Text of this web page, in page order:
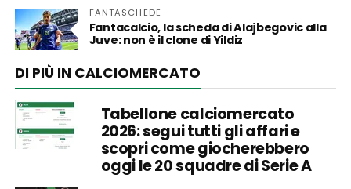
FANTASCHEDE
Fantacalcio, la scheda di Alajbegovic alla
Juve: non è il clone di Yildiz
DI PIÙ IN CALCIOMERCATO
Tabellone calciomercato
2026: segui tutti gli affari e
scopri come giocherebbero
oggi le 20 squadre di Serie A